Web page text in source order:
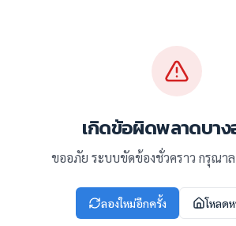
เกิดข้อผิดพลาดบาง
ขออภัย ระบบขัดข้องชั่วคราว กรุณา
ลองใหม่อีกครั้ง โหลด